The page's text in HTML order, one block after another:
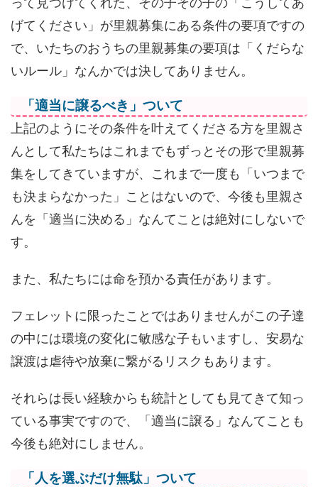
げてください」が里親募集にある条件の要項ですの
で、いたちのおうちの里親募集の要項は「くだらな
いルール」なんかでは決してありません。
「適当に譲るべき」ついて
上記のようにその条件を叶えてくださる方を里親さ
んとして私たちはこれまでもずっとその形で里親募
集をしてきていますが、これまで一度も「いつまで
も決まらなかった」ことはないので、今後も里親さ
んを「適当に決める」なんてことは絶対にしないで
す。
また、私たちには命を預かる責任があります。
フェレットに限ったことではありませんがこの子達
の中には環境の変化に敏感な子もいますし、安易な
譲渡は虐待や放棄に繋がるリスクもあります。
それらは長い経験からも統計としても見てきて知っ
ている事実ですので、「適当に譲る」なんてことも
今後も絶対にしません。
「人を選ぶだけ無駄」ついて